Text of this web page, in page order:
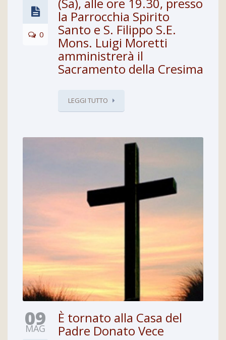
0
la Parrocchia Spirito
Santo e S. Filippo S.E.
Mons. Luigi Moretti
amministrerà il
Sacramento della Cresima
LEGGI TUTTO
09
MAG
È tornato alla Casa del
Padre Donato Vece